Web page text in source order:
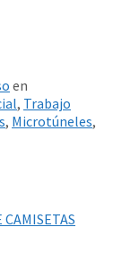
en
, Trabajo
, Microtúneles,